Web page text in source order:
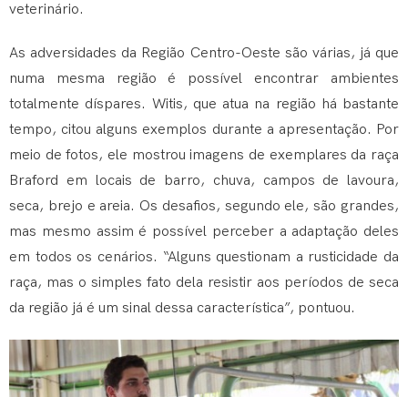
veterinário.
As adversidades da Região Centro-Oeste são várias, já que
numa mesma região é possível encontrar ambientes
totalmente díspares. Witis, que atua na região há bastante
tempo, citou alguns exemplos durante a apresentação. Por
meio de fotos, ele mostrou imagens de exemplares da raça
Braford em locais de barro, chuva, campos de lavoura,
seca, brejo e areia. Os desafios, segundo ele, são grandes,
mas mesmo assim é possível perceber a adaptação deles
em todos os cenários. “Alguns questionam a rusticidade da
raça, mas o simples fato dela resistir aos períodos de seca
da região já é um sinal dessa característica”, pontuou.